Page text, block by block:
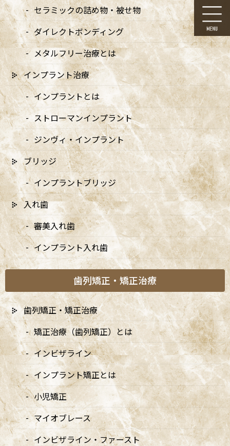
コ
ン
テ
ン
ツ
に
移
動
ナ
ビ
ゲ
ー
シ
ョ
ン
に
移
動 マイクロスコープの使用
HOME マイクロスコープの使用
ドクターより
メッセージ
杉並区阿佐ヶ谷の歯医者「阿佐ヶ谷ことぶき歯科・矯正歯
科」歯科医師の、八尾 翔太（やお しょうた）です。根管治
療（歯内療法）は、むし歯が神経まで進行した歯や、根の
先に膿がたまってしまった歯を残すための大切な治療です。
しかし、歯の根の中は非常に細く複雑で、肉眼や拡大鏡だけ
では見えない部分も多く、「経験と勘」に頼らざるを得な
かった時代が長く続いてきました。その結果として、「根の
治療をしたのにまた痛みが出てしまった」「何度も根管治療
を繰り返している」「抜歯と言われてしまった」というケー
スも少なくありません。
セラミックの詰め物・被せ物
ダイレクトボンディング
メタルフリー治療とは
インプラント治療
インプラントとは
ストローマンインプラント
ジンヴィ・インプラント
ブリッジ
インプラントブリッジ
入れ歯
審美入れ歯
インプラント入れ歯
歯列矯正・矯正治療
歯列矯正・矯正治療
矯正治療（歯列矯正）とは
インビザライン
インプラント矯正とは
小児矯正
マイオブレース
インビザライン・ファースト